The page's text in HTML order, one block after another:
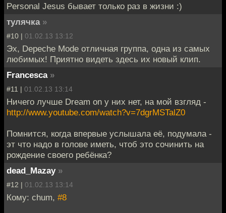
Personal Jesus бывает только раз в жизни :)
тулячка »
#10 | 01.02.13 13:12
Эх, Depeche Mode отличная группа, одна из самых
любимых! Приятно видеть здесь их новый клип.
Francesca »
#11 | 01.02.13 13:14
Ничего лучше Dream on у них нет, на мой взгляд -
http://www.youtube.com/watch?v=7dgrMSTalZ0
Помнится, когда впервые услышала её, подумала -
эт что надо в голове иметь, чтоб это сочинить на
рождение своего ребёнка?
dead_Mazay »
#12 | 01.02.13 13:14
Кому: chum, #8